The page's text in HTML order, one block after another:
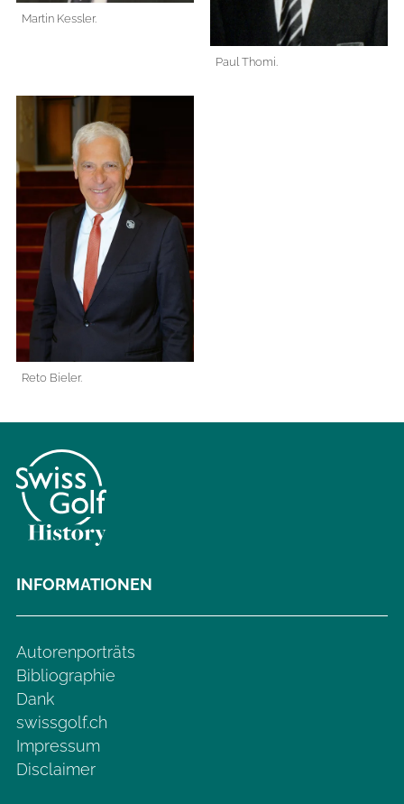
Martin Kessler.
Paul Thomi.
Reto Bieler.
INFORMATIONEN
Autorenporträts
Bibliographie
Dank
swissgolf.ch
Impressum
Disclaimer